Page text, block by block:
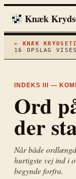
Knæk
← KNÆK KRYDSET
16
OPSLAG VISES
INDEKS III —
Ord
der
Når både
hurtigste vej ind i
begynde forfra.